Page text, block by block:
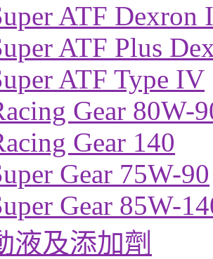
ATF Dexron
ATF Plus
ATF Type IV
Gear 80W-
Gear 140
Gear 75W-90
Gear 85W-
液及添加劑